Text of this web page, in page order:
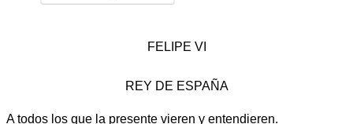
FELIPE VI
REY DE ESPAÑA
A todos los que la presente vieren y entendieren.